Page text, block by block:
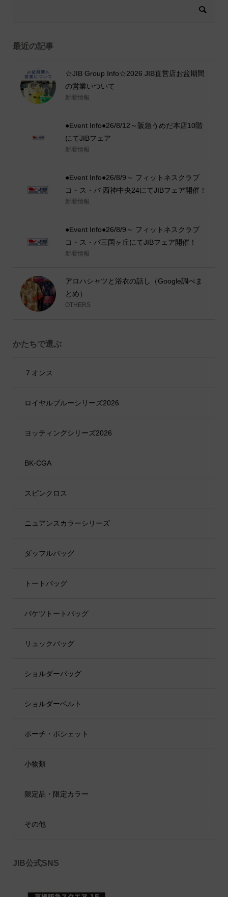
最近の記事
☆JIB Group Info☆2026 JIB直営店お盆期間
の営業いついて
新着情報
●Event Info●26/8/12～阪急うめだ本店10階
にてJIBフェア
新着情報
●Event Info●26/8/9～ フィットネスクラブ
コ・ス・パ 西神中央24にてJIBフェア開催！
新着情報
●Event Info●26/8/9～ フィットネスクラブ
コ・ス・パ三国ヶ丘にてJIBフェア開催！
新着情報
アロハシャツと浴衣の話し（Google調べま
とめ）
OTHERS
かたちで選ぶ
７オンス
ロイヤルブルーシリーズ2026
ヨッティングシリーズ2026
BK-CGA
スピンクロス
ニュアンスカラーシリーズ
ダッフルバッグ
トートバッグ
バケツトートバッグ
リュックバッグ
ショルダーバッグ
ショルダーベルト
ポーチ・ポシェット
小物類
限定品・限定カラー
その他
JIB公式SNS